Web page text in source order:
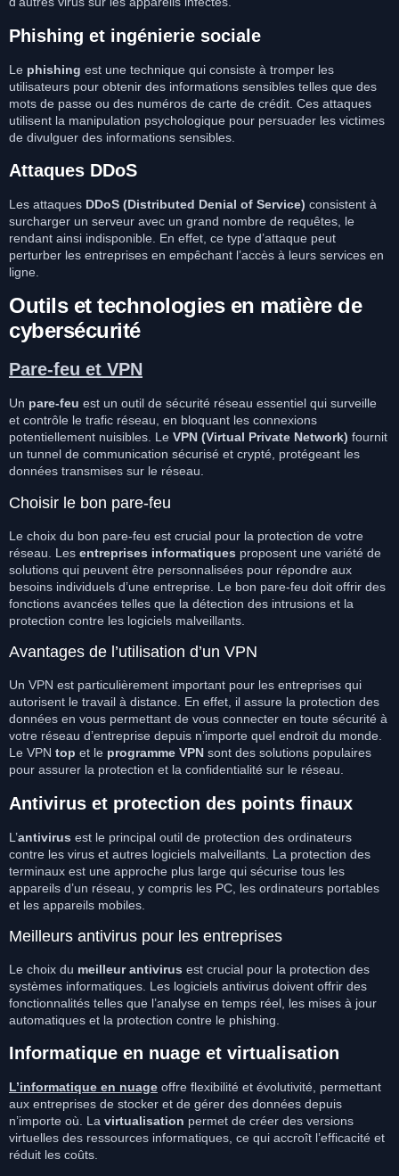
Phishing et ingénierie sociale
Le phishing est une technique qui consiste à tromper les
utilisateurs pour obtenir des informations sensibles telles que des
mots de passe ou des numéros de carte de crédit. Ces attaques
utilisent la manipulation psychologique pour persuader les victimes
de divulguer des informations sensibles.
Attaques DDoS
Les attaques DDoS (Distributed Denial of Service) consistent à
surcharger un serveur avec un grand nombre de requêtes, le
rendant ainsi indisponible. En effet, ce type d’attaque peut
perturber les entreprises en empêchant l’accès à leurs services en
ligne.
Outils et technologies en matière de
cybersécurité
Pare-feu et VPN
Un pare-feu est un outil de sécurité réseau essentiel qui surveille
et contrôle le trafic réseau, en bloquant les connexions
potentiellement nuisibles. Le VPN (Virtual Private Network) fournit
un tunnel de communication sécurisé et crypté, protégeant les
données transmises sur le réseau.
Choisir le bon pare-feu
Le choix du bon pare-feu est crucial pour la protection de votre
réseau. Les entreprises informatiques proposent une variété de
solutions qui peuvent être personnalisées pour répondre aux
besoins individuels d’une entreprise. Le bon pare-feu doit offrir des
fonctions avancées telles que la détection des intrusions et la
protection contre les logiciels malveillants.
Avantages de l’utilisation d’un VPN
Un VPN est particulièrement important pour les entreprises qui
autorisent le travail à distance. En effet, il assure la protection des
données en vous permettant de vous connecter en toute sécurité à
votre réseau d’entreprise depuis n’importe quel endroit du monde.
Le VPN top et le programme VPN sont des solutions populaires
pour assurer la protection et la confidentialité sur le réseau.
Antivirus et protection des points finaux
L’antivirus est le principal outil de protection des ordinateurs
contre les virus et autres logiciels malveillants. La protection des
terminaux est une approche plus large qui sécurise tous les
appareils d’un réseau, y compris les PC, les ordinateurs portables
et les appareils mobiles.
Meilleurs antivirus pour les entreprises
Le choix du meilleur antivirus est crucial pour la protection des
systèmes informatiques. Les logiciels antivirus doivent offrir des
fonctionnalités telles que l’analyse en temps réel, les mises à jour
automatiques et la protection contre le phishing.
Informatique en nuage et virtualisation
L’informatique en nuage offre flexibilité et évolutivité, permettant
aux entreprises de stocker et de gérer des données depuis
n’importe où. La virtualisation permet de créer des versions
virtuelles des ressources informatiques, ce qui accroît l’efficacité et
réduit les coûts.